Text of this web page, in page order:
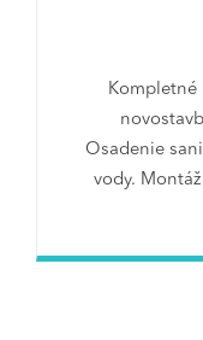
Kompletné
Osadenie
vody.